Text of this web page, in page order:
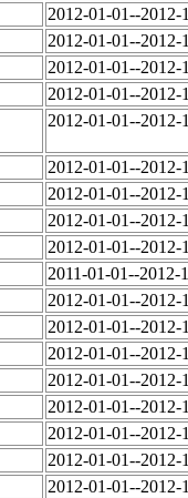
2012-01-01--
2012-01-01--
2012-01-01--
2012-01-01--
2012-01-01--
2012-01-01--
2012-01-01--
2012-01-01--
2012-01-01--
2011-01-01--2012-
2012-01-01--
2012-01-01--
2012-01-01--
2012-01-01--
2012-01-01--
2012-01-01--
2012-01-01--
2012-01-01--